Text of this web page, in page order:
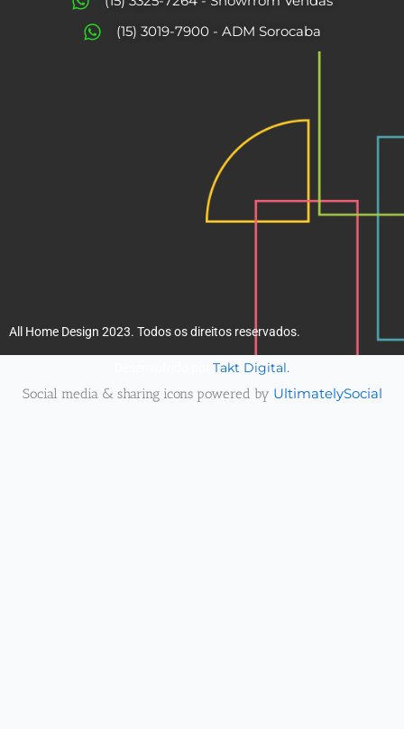
o
r
(15) 3019-7900 - ADM Sorocaba
All Home Design 2023. Todos os direitos reservados.
Takt Digital.
Social media & sharing icons powered by UltimatelySocial